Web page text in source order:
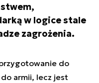
w logice stale
zagrożenia.
do
armii, lecz jest